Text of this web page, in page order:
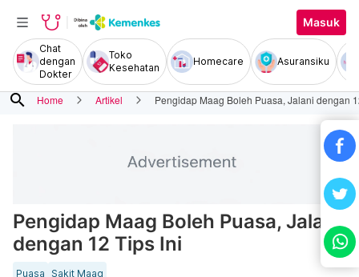
Masuk
Chat
dengan
Dokter
Toko
Kesehatan
Homecare Asuransiku
search Home Artikel Pengidap Maag Boleh Puasa, Jalani dengan
Pengidap Maag Boleh Puasa, Jalani
dengan 12 Tips Ini
Puasa
Sakit Maag